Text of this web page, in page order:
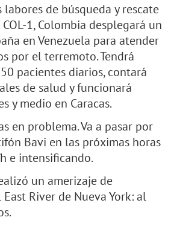
labores de búsqueda y rescate
1, Colombia desplegará un
en Venezuela para atender
por el terremoto. Tendrá
pacientes diarios, contará
de salud y funcionará
y medio en Caracas.
en problema. Va a pasar por
Bavi en las próximas horas
e intensificando.
un amerizaje de
River de Nueva York: al